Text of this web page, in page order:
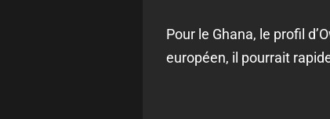
Pour le Ghana, le profil
européen, il pourrait